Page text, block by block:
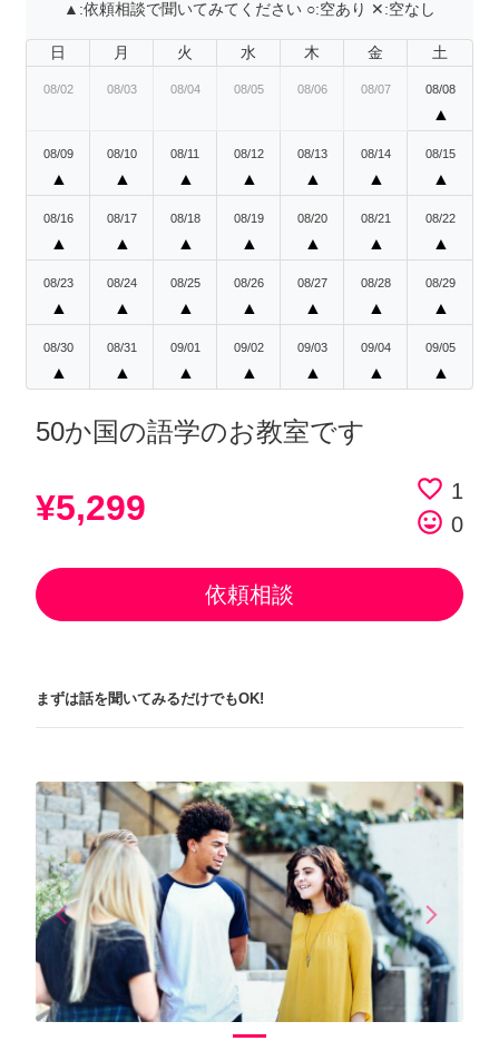
▲:依頼相談で聞いてみてください ○:空あり ✕:空なし
日 月 火 水 木 金 土
08/02 08/03 08/04 08/05 08/06 08/07 08/08
▲
08/09
▲
08/10
▲
08/11
▲
08/12
▲
08/13
▲
08/14
▲
08/15
▲
08/16
▲
08/17
▲
08/18
▲
08/19
▲
08/20
▲
08/21
▲
08/22
▲
08/23
▲
08/24
▲
08/25
▲
08/26
▲
08/27
▲
08/28
▲
08/29
▲
08/30
▲
08/31
▲
09/01
▲
09/02
▲
09/03
▲
09/04
▲
09/05
▲
50か国の語学のお教室です
¥5,299 favorite_border 1
tag_faces 0
依頼相談
まずは話を聞いてみるだけでもOK!
arrow_back_iosPrevious arrow_forward_iosNext